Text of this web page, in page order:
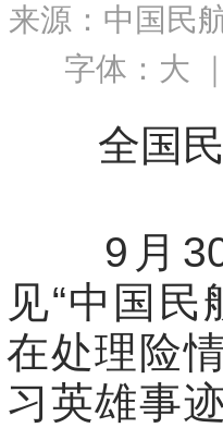
来源：中国民
字体： 大 ｜
全国民
9月30
见“中国
在处理险
习英雄事